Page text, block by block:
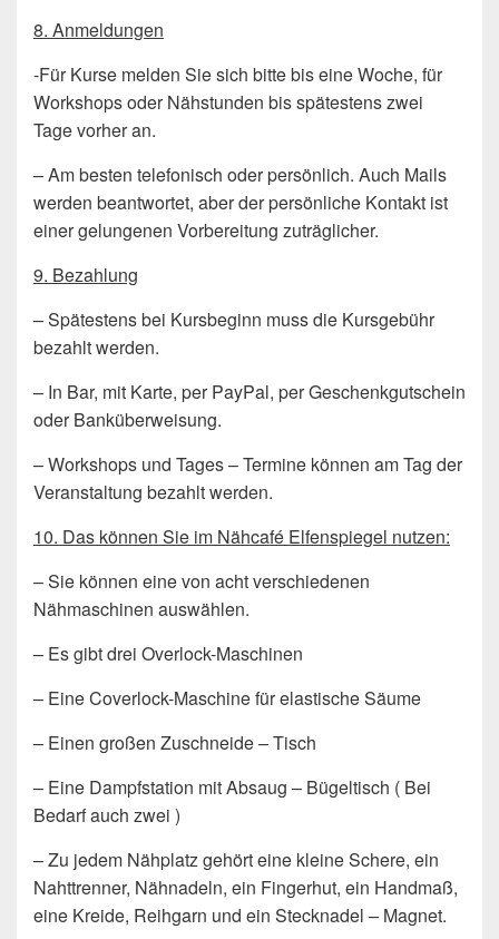
8. Anmeldungen
-Für Kurse melden Sie sich bitte bis eine Woche, für
Workshops oder Nähstunden bis spätestens zwei
Tage vorher an.
– Am besten telefonisch oder persönlich. Auch Mails
werden beantwortet, aber der persönliche Kontakt ist
einer gelungenen Vorbereitung zuträglicher.
9. Bezahlung
– Spätestens bei Kursbeginn muss die Kursgebühr
bezahlt werden.
– In Bar, mit Karte, per PayPal, per Geschenkgutschein
oder Banküberweisung.
– Workshops und Tages – Termine können am Tag der
Veranstaltung bezahlt werden.
10. Das können Sie im Nähcafé Elfenspiegel nutzen:
– Sie können eine von acht verschiedenen
Nähmaschinen auswählen.
– Es gibt drei Overlock-Maschinen
– Eine Coverlock-Maschine für elastische Säume
– Einen großen Zuschneide – Tisch
– Eine Dampfstation mit Absaug – Bügeltisch ( Bei
Bedarf auch zwei )
– Zu jedem Nähplatz gehört eine kleine Schere, ein
Nahttrenner, Nähnadeln, ein Fingerhut, ein Handmaß,
eine Kreide, Reihgarn und ein Stecknadel – Magnet.